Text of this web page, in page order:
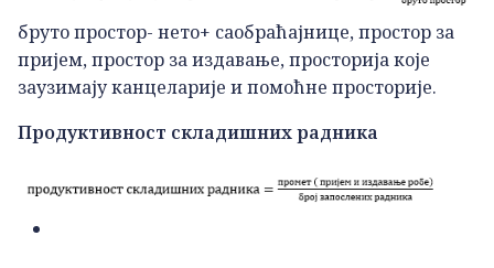
бруто простор- нето+ саобраћајнице, простор за
пријем, простор за издавање, просторија које
заузимају канцеларије и помоћне просторије.
Продуктивност складишних радника